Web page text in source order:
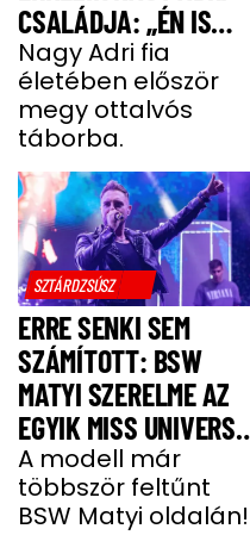
CSALÁDJA: „ÉN IS
UGYANÚGY IZGULOK,
MINT Ő”
Nagy Adri fia
életében először
megy ottalvós
táborba.
SZTÁRDZSÚSZ
ERRE SENKI SEM
SZÁMÍTOTT: BSW
MATYI SZERELME AZ
EGYIK MISS UNIVERSE
HUNGARY VERSENYZŐ
A modell már
többször feltűnt
BSW Matyi oldalán!